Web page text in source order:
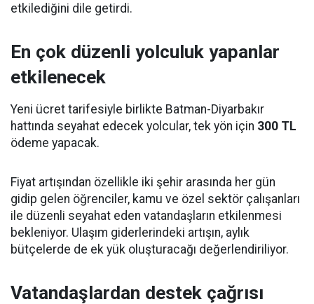
etkilediğini dile getirdi.
En çok düzenli yolculuk yapanlar
etkilenecek
Yeni ücret tarifesiyle birlikte Batman-Diyarbakır
hattında seyahat edecek yolcular, tek yön için 300 TL
ödeme yapacak.
Fiyat artışından özellikle iki şehir arasında her gün
gidip gelen öğrenciler, kamu ve özel sektör çalışanları
ile düzenli seyahat eden vatandaşların etkilenmesi
bekleniyor. Ulaşım giderlerindeki artışın, aylık
bütçelerde de ek yük oluşturacağı değerlendiriliyor.
Vatandaşlardan destek çağrısı